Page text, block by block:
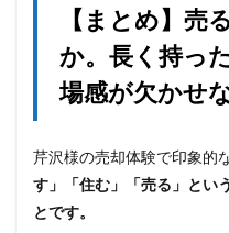
【まとめ】売
か。長く持っ
場感が欠かせ
芹沢様の売却体験で印象的
す」「住む」「売る」とい
とです。